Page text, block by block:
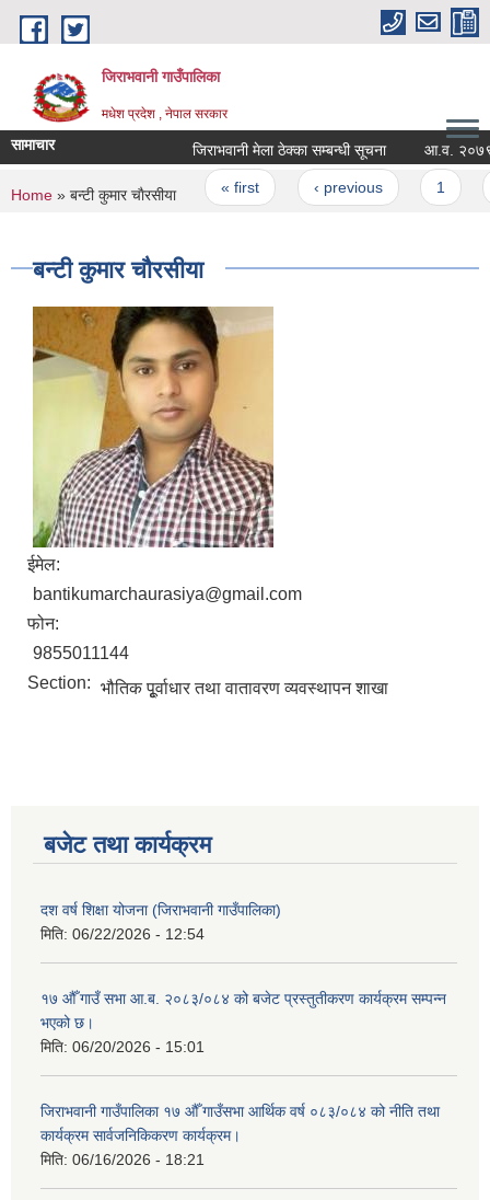
Skip to main content
जिराभवानी गाउँपालिका
मधेश प्रदेश , नेपाल सरकार
सामाचार जिराभवानी मेला ठेक्का सम्बन्धी सूचना आ.व. २०७९/
Pages
« first ‹ previous
You are here
Home » बन्टी कुमार चाैरसीया
बन्टी कुमार चाैरसीया
ईमेल:
bantikumarchaurasiya@gmail.com
फोन:
9855011144
Section: भौतिक पूृ्र्वाधार तथा वातावरण व्यवस्थापन शाखा
बजेट तथा कार्यक्रम
दश वर्ष शिक्षा योजना (जिराभवानी गाउँपालिका)
मिति: 06/22/2026 - 12:54
१७ औँ गाउँ सभा आ.ब. २०८३/०८४ को बजेट प्रस्तुतीकरण कार्यक्रम सम्पन्न
भएको छ।
मिति: 06/20/2026 - 15:01
जिराभवानी गाउँपालिका १७ औँ गाउँसभा आर्थिक वर्ष ०८३/०८४ को नीति तथा
कार्यक्रम सार्वजनिकिकरण कार्यक्रम।
मिति: 06/16/2026 - 18:21